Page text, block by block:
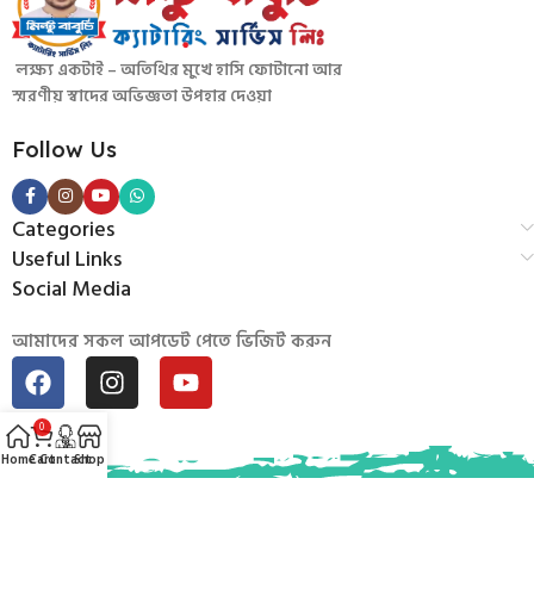
লক্ষ্য একটাই – অতিথির মুখে হাসি ফোটানো আর
স্মরণীয় স্বাদের অভিজ্ঞতা উপহার দেওয়া
Follow Us
Categories
Useful Links
Social Media
আমাদের সকল আপডেট পেতে ভিজিট করুন
Home
0
CartContact
Shop